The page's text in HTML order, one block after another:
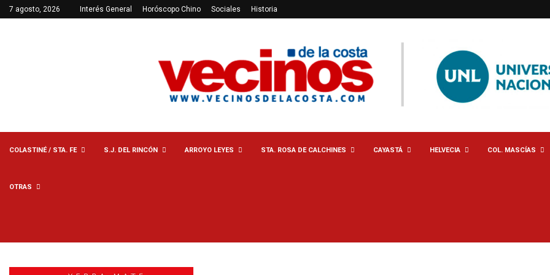
7 agosto, 2026 Interés General Horóscopo Chino Sociales Historia
COLASTINÉ / STA. FE S.J. DEL RINCÓN ARROYO LEYES STA. ROSA DE CALCHINES CAYASTÁ HELVECIA COL. MASCÍAS
OTRAS